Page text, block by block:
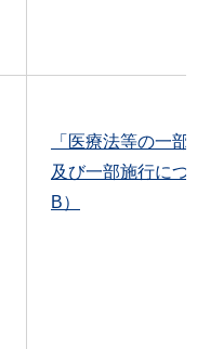
「医療法等の一
及び一部施行に
B）